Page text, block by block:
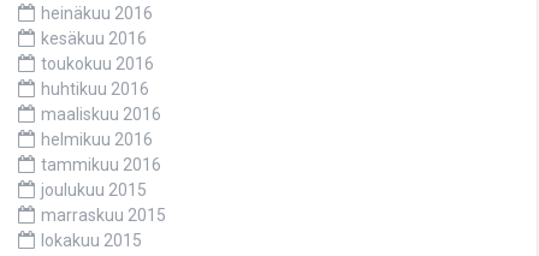
heinäkuu 2016
kesäkuu 2016
toukokuu 2016
huhtikuu 2016
maaliskuu 2016
helmikuu 2016
tammikuu 2016
joulukuu 2015
marraskuu 2015
lokakuu 2015